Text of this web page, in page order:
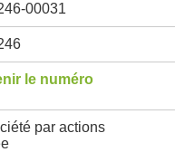
00031
le numéro
par actions